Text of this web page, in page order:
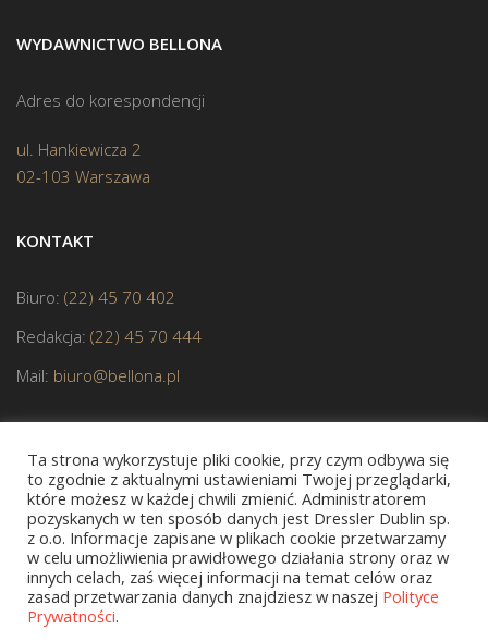
WYDAWNICTWO BELLONA
Adres do korespondencji
ul. Hankiewicza 2
02-103 Warszawa
KONTAKT
Biuro: (22) 45 70 402
Redakcja: (22) 45 70 444
Mail: biuro@bellona.pl
JESTEŚMY CZŁONKIEM POLSKIEJ IZBY KSIĄŻKI
Ta strona wykorzystuje pliki cookie, przy czym odbywa się
to zgodnie z aktualnymi ustawieniami Twojej przeglądarki,
które możesz w każdej chwili zmienić. Administratorem
pozyskanych w ten sposób danych jest Dressler Dublin sp.
z o.o. Informacje zapisane w plikach cookie przetwarzamy
w celu umożliwienia prawidłowego działania strony oraz w
innych celach, zaś więcej informacji na temat celów oraz
zasad przetwarzania danych znajdziesz w naszej Polityce
Prywatności.